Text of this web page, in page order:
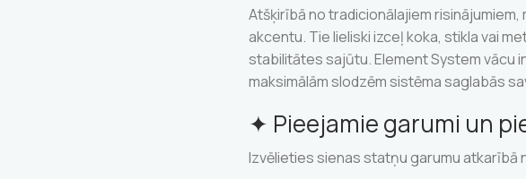
Atšķirībā no tradicionālajiem
akcentu. Tie lieliski izceļ koka, stikla vai
stabilitātes sajūtu. Element System vācu
maksimālām slodzēm sistēma saglabās
✦ Pieejamie garumi un
Izvēlieties sienas statņu garumu atkarībā